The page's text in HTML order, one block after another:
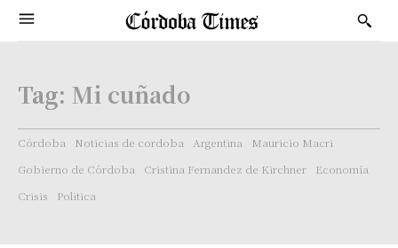
Tag: Mi cuñado
Córdoba Noticias de cordoba Argentina
Mauricio Macri
Gobierno de Córdoba
Cristina Fernandez de Kirchner
Economía
Crisis
Politica